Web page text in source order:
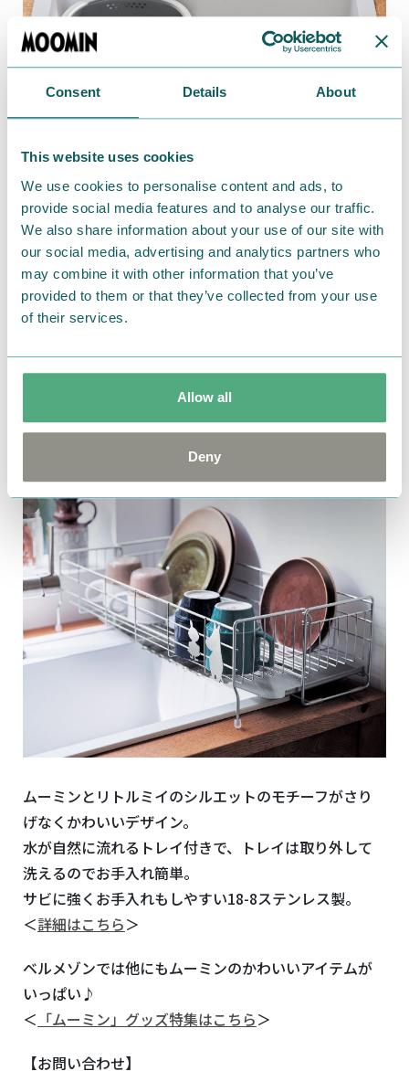
Consent Details About
This website uses cookies
We use cookies to personalise content and ads, to
provide social media features and to analyse our traffic.
We also share information about your use of our site with
our social media, advertising and analytics partners who
may combine it with other information that you’ve
provided to them or that they’ve collected from your use
of their services.
Allow all
Deny
立てて乾かせるスタンド付きで、使用中も裏面の両サ
イドに膨らみがあることで、底全面がつかないので清
潔を保てます。
マットな質感の18-8
中底にムーミンたちが遊ぶシンプルなプリント入り。
シンクに渡して使える伸縮水切り
ムーミンとリトルミイのシルエットのモチーフがさり
げなくかわいいデザイン。
水が自然に流れるトレイ付きで、トレイは取り外して
洗えるのでお手入れ簡単。
サビに強くお手入れもしやすい18-8ステンレス製。
＜詳細はこちら＞
ベルメゾンでは他にもムーミンのかわいいアイテムが
いっぱい♪
＜ 「ムーミン」グッズ特集はこちら＞
【お問い合わせ】